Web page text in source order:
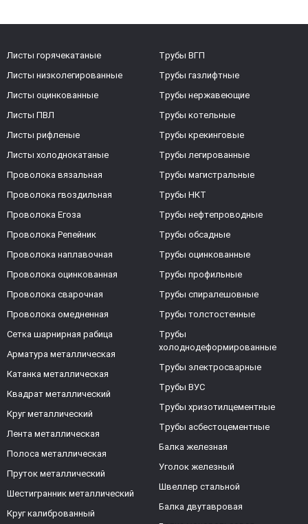
Листы горячекатаные
Листы низколегированные
Листы оцинкованные
Листы ПВЛ
Листы рифленые
Листы холоднокатаные
Проволока вязальная
Проволока гвоздильная
Проволока Егоза
Проволока Репейник
Проволока наплавочная
Проволока оцинкованная
Проволока сварочная
Проволока омедненная
Сетка шарнирная рабица
Арматура металлическая
Катанка металлическая
Квадрат металлический
Круг металлический
Лента металлическая
Полоса металлическая
Пруток металлический
Шестигранник металлический
Круг калиброванный
Трубы ВГП
Трубы газлифтные
Трубы нержавеющие
Трубы котельные
Трубы крекинговые
Трубы легированные
Трубы магистральные
Трубы НКТ
Трубы нефтепроводные
Трубы обсадные
Трубы оцинкованные
Трубы профильные
Трубы спиралешовные
Трубы толстостенные
Трубы
холоднодеформированные
Трубы электросварные
Трубы ВУС
Трубы хризотилцементные
Трубы асбестоцементные
Балка железная
Уголок железный
Швеллер стальной
Балка двутавровая